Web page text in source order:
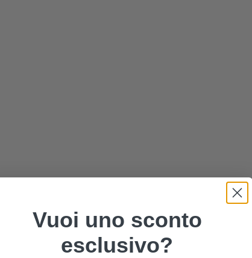
Vuoi uno sconto
esclusivo?